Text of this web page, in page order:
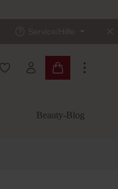
Service/Hilfe
Du hast 0 Produkte auf
Warenkorb
Beauty-Blog